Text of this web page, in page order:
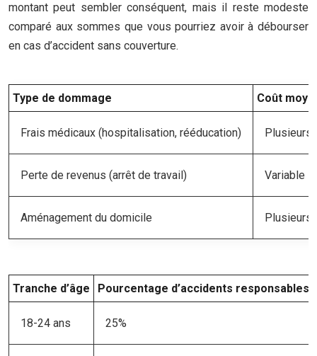
montant peut sembler conséquent, mais il reste modeste
comparé aux sommes que vous pourriez avoir à débourser
en cas d’accident sans couverture.
Type de dommage Coût
Frais médicaux (hospitalisation, rééducation) Plusieurs
Perte de revenus (arrêt de travail) Variable
Aménagement du domicile Plusieurs
Tranche d’âge Pourcentage d’accidents responsables
18-24 ans 25%